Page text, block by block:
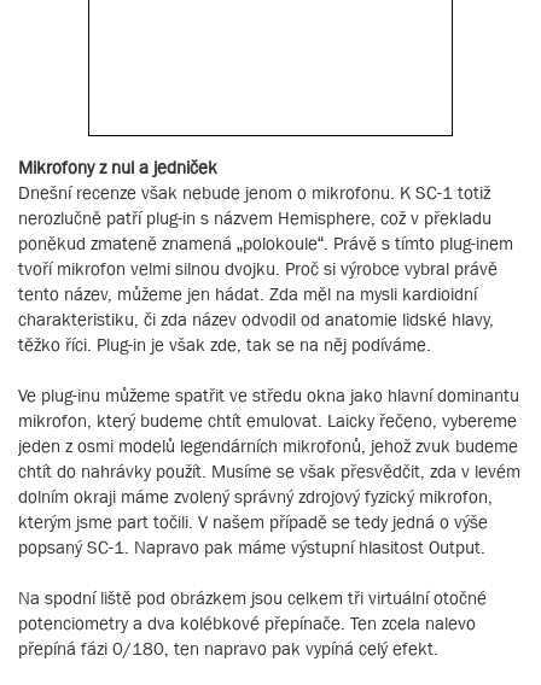
Mikrofony z nul a jedniček
Dnešní recenze však nebude jenom o mikrofonu. K SC-1 totiž
nerozlučně patří plug-in s názvem Hemisphere, což v překladu
poněkud zmateně znamená „polokoule“. Právě s tímto plug-inem
tvoří mikrofon velmi silnou dvojku. Proč si výrobce vybral právě
tento název, můžeme jen hádat. Zda měl na mysli kardioidní
charakteristiku, či zda název odvodil od anatomie lidské hlavy,
těžko říci. Plug-in je však zde, tak se na něj podíváme.
Ve plug-inu můžeme spatřit ve středu okna jako hlavní dominantu
mikrofon, který budeme chtít emulovat. Laicky řečeno, vybereme
jeden z osmi modelů legendárních mikrofonů, jehož zvuk budeme
chtít do nahrávky použít. Musíme se však přesvědčit, zda v levém
dolním okraji máme zvolený správný zdrojový fyzický mikrofon,
kterým jsme part točili. V našem případě se tedy jedná o výše
popsaný SC-1. Napravo pak máme výstupní hlasitost Output.
Na spodní liště pod obrázkem jsou celkem tři virtuální otočné
potenciometry a dva kolébkové přepínače. Ten zcela nalevo
přepíná fázi 0/180, ten napravo pak vypíná celý efekt.